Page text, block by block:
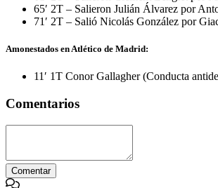
65′ 2T – Salieron Julián Álvarez por
71′ 2T – Salió Nicolás González por
Amonestados en Atlético de Madrid:
11′ 1T Conor Gallagher (Conducta
Comentarios
Comentar